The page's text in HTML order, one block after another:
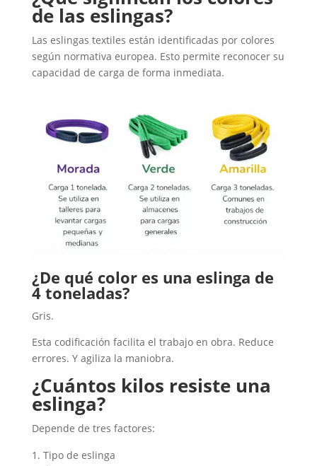
de las eslingas?
Las eslingas textiles están identificadas por colores
según normativa europea. Esto permite reconocer su
capacidad de carga de forma inmediata.
¿De qué color es una eslinga de
4 toneladas?
Gris.
Esta codificación facilita el trabajo en obra. Reduce
errores. Y agiliza la maniobra.
¿Cuántos kilos resiste una
eslinga?
Depende de tres factores:
Tipo de eslinga